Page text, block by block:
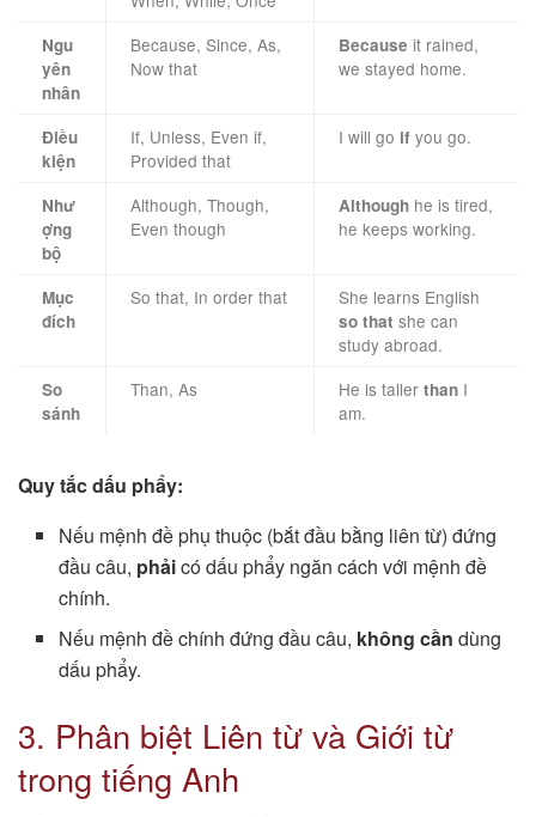
Ngu
yên
nhân
Because, Since, As,
Now that
Because it rained,
we stayed home.
Điều
kiện
If, Unless, Even if,
Provided that
I will go if you go.
Như
ợng
bộ
Although, Though,
Even though
Although he is tired,
he keeps working.
Mục
đích
So that, In order that She learns English
so that she can
study abroad.
So
sánh
Than, As He is taller than I
am.
Quy tắc dấu phẩy:
Nếu mệnh đề phụ thuộc (bắt đầu bằng liên từ) đứng
đầu câu, phảicó dấu phẩy ngăn cách với mệnh đề
chính.
Nếu mệnh đề chính đứng đầu câu, không cần dùng
dấu phẩy.
3. Phân biệt Liên từ và Giới từ
trong tiếng Anh